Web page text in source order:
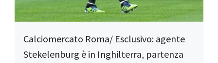
Calciomercato Roma/ Esclusivo: agente
Stekelenburg è in Inghilterra, partenza